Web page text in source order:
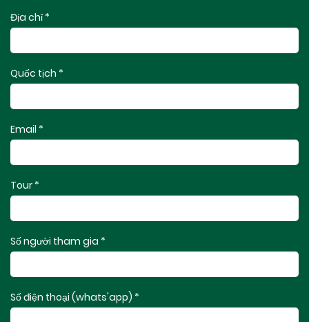
Địa chỉ *
Quốc tịch *
Email *
Tour *
Số người tham gia *
Số điện thoại (whats'app) *